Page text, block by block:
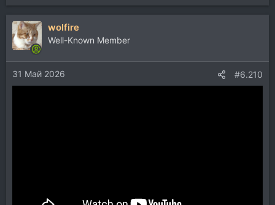
wolfire
Well-Known Member
31 Май 2026 #6.210